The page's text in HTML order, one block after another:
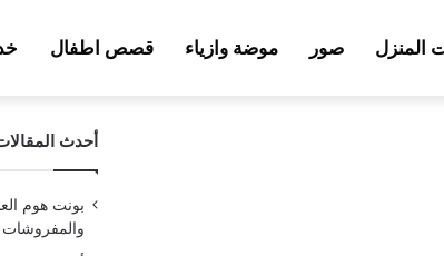
المنزل صور موضة وازياء قصص اطفال
أحدث
بونت هوم
والمفروشات